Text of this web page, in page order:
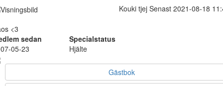
Kouki tjej Senast 2021-08-18
<3
sedan
Specialstatus
05-23
Hjälte
Gästbok